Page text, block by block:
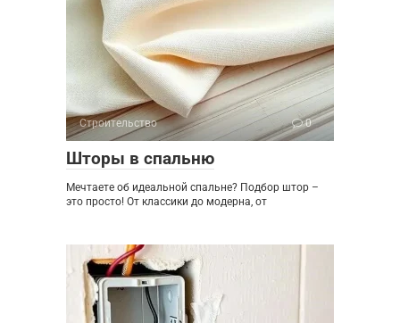
Строительство 0
Шторы в спальню
Мечтаете об идеальной спальне? Подбор штор –
это просто! От классики до модерна, от